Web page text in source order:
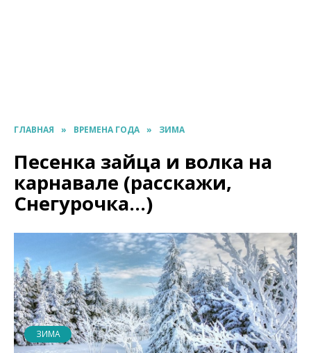
ГЛАВНАЯ » ВРЕМЕНА ГОДА » ЗИМА
Песенка зайца и волка на
карнавале (расскажи,
Снегурочка…)
ЗИМА